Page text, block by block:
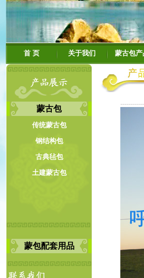
首 页 关于我们 蒙古包产
蒙古包
传统蒙古包
钢结构包
古典毡包
土建蒙古包
蒙包配套用品